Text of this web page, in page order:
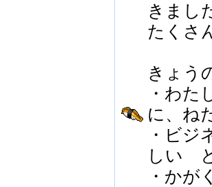
きまし
たくさ
きょう
・わ
に、ね
・ビ
しい
・か